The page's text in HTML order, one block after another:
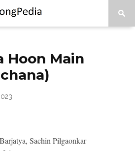
Hoon Main
Sachin Pilgaonkar